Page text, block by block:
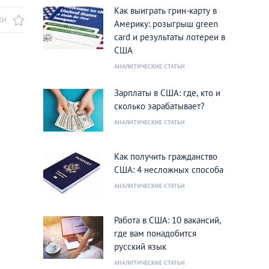
Как выиграть грин-карту в
Америку: розыгрыш green
card и результаты лотереи в
США
АНАЛИТИЧЕСКИЕ СТАТЬИ
Зарплаты в США: где, кто и
сколько зарабатывает?
АНАЛИТИЧЕСКИЕ СТАТЬИ
Как получить гражданство
США: 4 несложных способа
АНАЛИТИЧЕСКИЕ СТАТЬИ
Работа в США: 10 вакансий,
где вам понадобится
русский язык
АНАЛИТИЧЕСКИЕ СТАТЬИ